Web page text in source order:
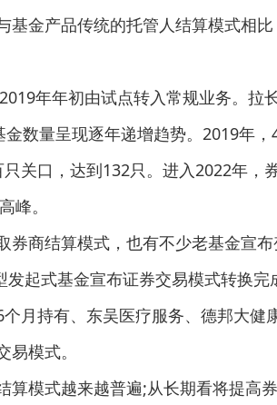
基金产品传统的托管人结算模式相
年年初由试点转入常规业务。拉
数量呈现逐年递增趋势。2019年，
关口，达到132只。进入2022年，
峰。
券商结算模式，也有不少老基金宣
起式基金宣布证券交易模式转换完
月持有、东吴医疗服务、德邦大健
模式。
算模式越来越普遍;从长期看将提高